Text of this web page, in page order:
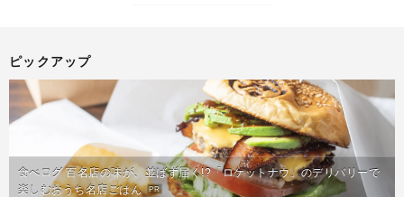
ピックアップ
食べログ 百名店の味が、並ばず届く!?「ロケットナウ」のデリバリーで
楽しむおうち名店ごはん PR